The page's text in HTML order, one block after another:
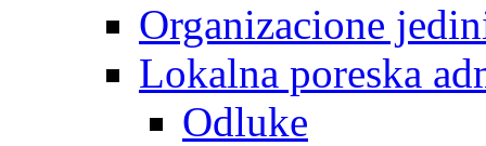
Organizacione
Lokalna poreska
Odluke